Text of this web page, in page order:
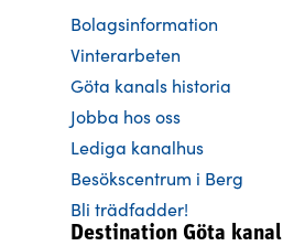
Bolagsinformation
Vinterarbeten
Göta kanals historia
Jobba hos oss
Lediga kanalhus
Besökscentrum i Berg
Bli trädfadder!
Destination Göta kanal